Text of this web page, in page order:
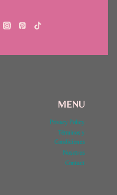
MENU
Privacy Policy
Términos y
Condiciones
Nosotros
Contact